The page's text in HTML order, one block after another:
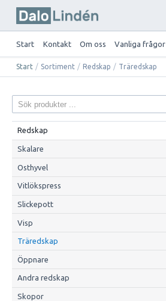
Start Kontakt Om oss Vanliga frågor
Start / Sortiment / Redskap / Träredskap
Redskap
Skalare
Osthyvel
Vitlökspress
Slickepott
Visp
Träredskap
Öppnare
Andra redskap
Skopor